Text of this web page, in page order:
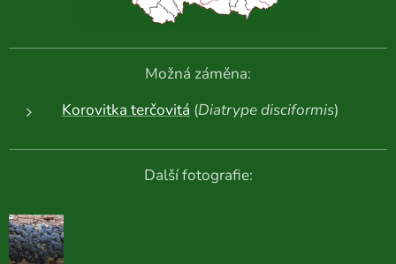
Možná záměna:
Korovitka terčovitá (Diatrype disciformis)
Další fotografie: